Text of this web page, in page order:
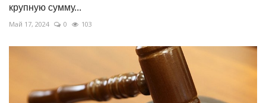
крупную сумму...
Май 17, 2024 0 103